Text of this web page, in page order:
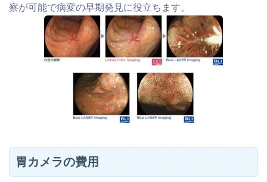
察が可能で病変の早期発見に役立ちます。
胃カメラの費用